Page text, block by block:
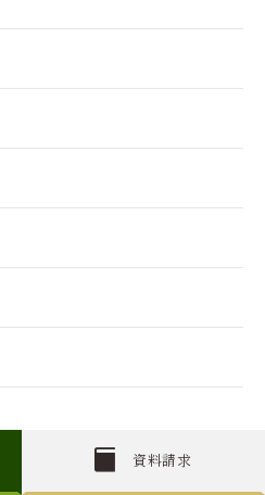
資料請求